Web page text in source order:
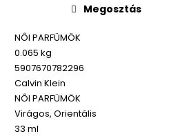
NŐI PARFÜMÖK
0.065 kg
5907670782296
Calvin Klein
NŐI PARFÜMÖK
Virágos, Orientális
33 ml
Megosztás